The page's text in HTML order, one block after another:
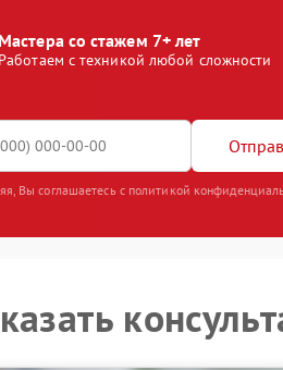
Мастера со стажем 7+ лет
Работаем с техникой любой сложности
Вы соглашаетесь с политикой